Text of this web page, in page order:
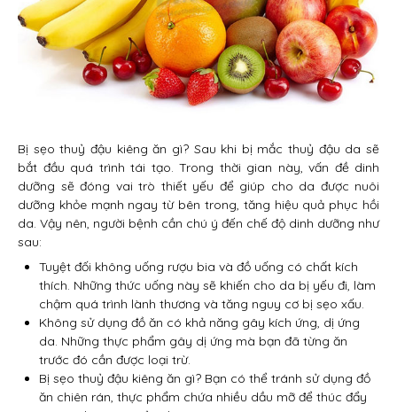
Bị sẹo thuỷ đậu kiêng ăn gì? Sau khi bị mắc thuỷ đậu da sẽ
bắt đầu quá trình tái tạo. Trong thời gian này, vấn đề dinh
dưỡng sẽ đóng vai trò thiết yếu để giúp cho da được nuôi
dưỡng khỏe mạnh ngay từ bên trong, tăng hiệu quả phục hồi
da. Vậy nên, người bệnh cần chú ý đến chế độ dinh dưỡng như
sau:
Tuyệt đối không uống rượu bia và đồ uống có chất kích
thích. Những thức uống này sẽ khiến cho da bị yếu đi, làm
chậm quá trình lành thương và tăng nguy cơ bị sẹo xấu.
Không sử dụng đồ ăn có khả năng gây kích ứng, dị ứng
da. Những thực phẩm gây dị ứng mà bạn đã từng ăn
trước đó cần được loại trừ.
Bị sẹo thuỷ đậu kiêng ăn gì? Bạn có thể tránh sử dụng đồ
ăn chiên rán, thực phẩm chứa nhiều dầu mỡ để thúc đẩy